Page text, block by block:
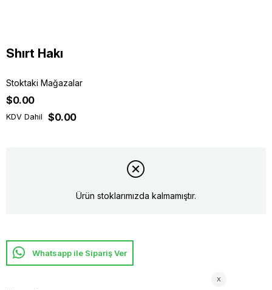
Shırt Hakı
Stoktaki Mağazalar
$0.00
KDV Dahil $0.00
Ürün stoklarımızda kalmamıştır.
Whatsapp ile Sipariş Ver